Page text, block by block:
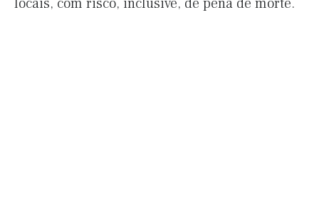
locais, com risco, inclusive, de pena de morte.